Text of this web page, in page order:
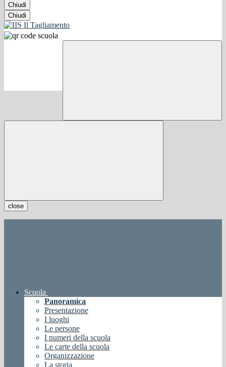
Chiudi
Chiudi
close
Scuola
Panoramica
Presentazione
I luoghi
Le persone
I numeri della scuola
Le carte della scuola
Organizzazione
La storia